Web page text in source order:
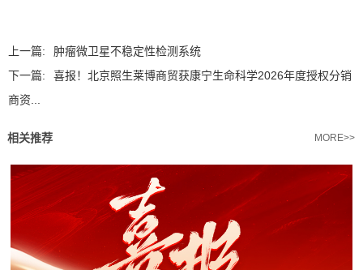
上一篇:
肿瘤微卫星不稳定性检测系统
下一篇:
喜报！北京照生莱博商贸获康宁生命科学2026年度授权分销
商资...
相关推荐 MORE>>